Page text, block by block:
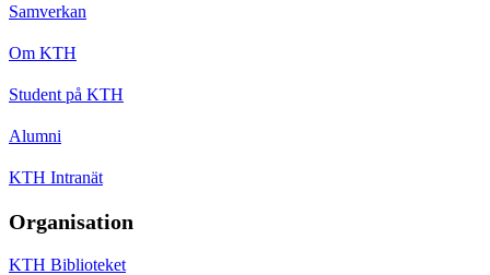
Samverkan
Om KTH
Student på KTH
Alumni
KTH Intranät
Organisation
KTH Biblioteket